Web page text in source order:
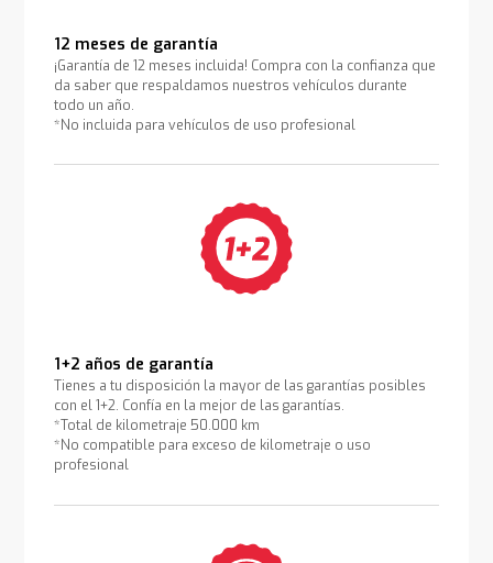
12 meses de garantía
¡Garantía de 12 meses incluida! Compra con la confianza que
da saber que respaldamos nuestros vehículos durante
todo un año.
*No incluida para vehículos de uso profesional
1+2 años de garantía
Tienes a tu disposición la mayor de las garantías posibles
con el 1+2. Confía en la mejor de las garantías.
*Total de kilometraje 50.000 km
*No compatible para exceso de kilometraje o uso
profesional